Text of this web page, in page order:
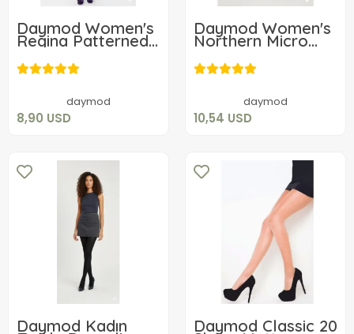
Daymod Women's
Regina Patterned
Tights
daymod
8,90 USD
8,90 USD
Daymod Women's
Northern Micro
Fishnet Patterned
Tights
daymod
10,54 USD
10,54 USD
Daymod Kadın Daymod Classic 20